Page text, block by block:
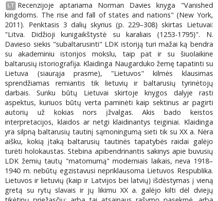
LT
Recenzijoje aptariama Norman Davies knyga "Vanished
kingdoms. The rise and fall of states and nations" (New York,
2011). Penktasis 3 dalių skyrius (p. 229–308) skirtas Lietuvai:
"Litva. Didžioji kunigaikštystė su karaliais (1253-1795)". N.
Davieso siekis "subaltarusinti" LDK istoriją turi mažai ką bendra
su akademiniu istorijos mokslu, taip pat ir su šiuolaikine
baltarusių istoriografija. Klaidinga Naugarduko žemę tapatinti su
Lietuva (siaurąja prasme), "Lietuvos" kilmės klausimas
sprendžiamas remiantis tik lietuvių ir baltarusių tyrinėtojų
darbais. Sunku būtų Lietuvai skirtoje knygos dalyje rasti
aspektus, kuriuos būtų verta paminėti kaip sektinus ar pagirti
autorių už kokias nors įžvalgas. Akis bado keistos
interpretacijos, klaidos ar netgi klaidinantys teiginiai. Klaidinga
yra silpną baltarusių tautinį sąmoningumą sieti tik su XX a. Nėra
aišku, kokią įtaką baltarusių tautinės tapatybės raidai galėjo
turėti holokaustas. Stebina apibendrinantis sakinys apie buvusių
LDK žemių tautų "matomumą" moderniais laikais, neva 1918–
1940 m. nebūtų egzistavusi nepriklausoma Lietuvos Respublika.
Lietuvos ir lietuvių (kaip ir Latvijos bei latvių) išdėstymas į vieną
gretą su rytų slavais ir jų likimu XX a. galėjo kilti dėl dviejų